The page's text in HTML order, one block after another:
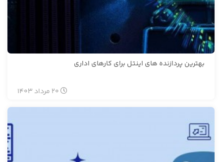
بهترین پردازنده های اینتل برای کارهای اداری
20 مرداد 1403